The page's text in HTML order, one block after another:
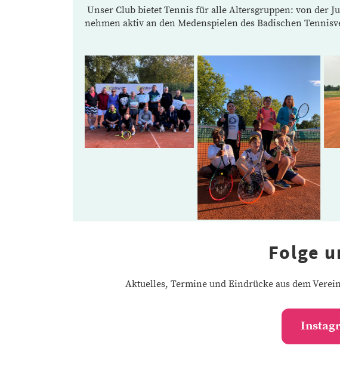
Unser Club bietet Tennis für alle Altersgruppen: von der
nehmen aktiv an den Medenspielen des Badischen
Folge
Aktuelles, Termine und Eindrücke aus dem